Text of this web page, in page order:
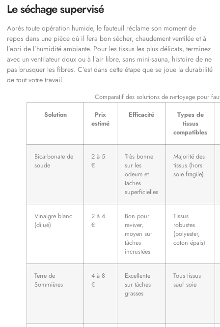
Le séchage supervisé
Après toute opération humide, le fauteuil réclame son moment de
repos dans une pièce où il fera bon sécher, chaudement ventilée et à
l’abri de l’humidité ambiante. Pour les tissus les plus délicats, terminez
avec un ventilateur doux ou à l’air libre, sans mini-sauna, histoire de ne
pas brusquer les fibres. C’est dans cette étape que se joue la durabilité
de tout votre travail.
Comparatif des solutions de nettoyage pour
Solution
Prix
estimé
Efficacité
Types de
tissus
compatibles
Bicarbonate de
soude
2 à 5
€
Très bonne
sur les
odeurs et
taches
superficielles
Majorité des
tissus (hors
soie fragile)
Vinaigre blanc
(dilué)
2 à 4
€
Bon pour
raviver,
moyen sur
tâches
incrustées
Tissus
robustes
(polyester,
coton épais)
Terre de
Sommières
4 à 8
€
Excellente
sur tâches
grasses
Tous tissus
sauf soie